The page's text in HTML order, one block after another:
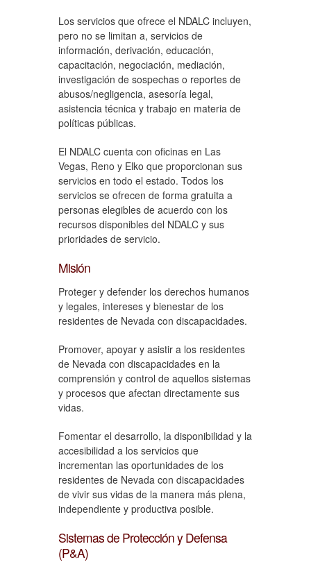
Los servicios que ofrece el NDALC incluyen,
pero no se limitan a, servicios de
información, derivación, educación,
capacitación, negociación, mediación,
investigación de sospechas o reportes de
abusos/negligencia, asesoría legal,
asistencia técnica y trabajo en materia de
políticas públicas.
El NDALC cuenta con oficinas en Las
Vegas, Reno y Elko que proporcionan sus
servicios en todo el estado. Todos los
servicios se ofrecen de forma gratuita a
personas elegibles de acuerdo con los
recursos disponibles del NDALC y sus
prioridades de servicio.
Misión
Proteger y defender los derechos humanos
y legales, intereses y bienestar de los
residentes de Nevada con discapacidades.
Promover, apoyar y asistir a los residentes
de Nevada con discapacidades en la
comprensión y control de aquellos sistemas
y procesos que afectan directamente sus
vidas.
Fomentar el desarrollo, la disponibilidad y la
accesibilidad a los servicios que
incrementan las oportunidades de los
residentes de Nevada con discapacidades
de vivir sus vidas de la manera más plena,
independiente y productiva posible.
Sistemas de Protección y Defensa
(P&A)